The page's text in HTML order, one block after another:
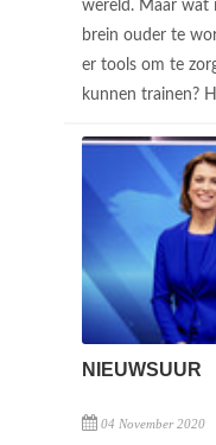
wereld. Maar wat
brein ouder te
er tools om te
kunnen trainen?
NIEUWSUUR
04 November 2020